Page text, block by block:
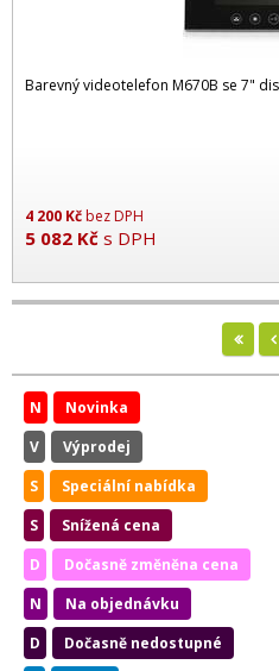
Barevný videotelefon M670B se 7"
4 200 Kčbez DPH
5 082 Kč s DPH
N
Novinka
V
Výprodej
S
Speciální nabídka
S
Snížená cena
D
Dočasně změněna cena
N
Na objednávku
D
Dočasně nedostupné